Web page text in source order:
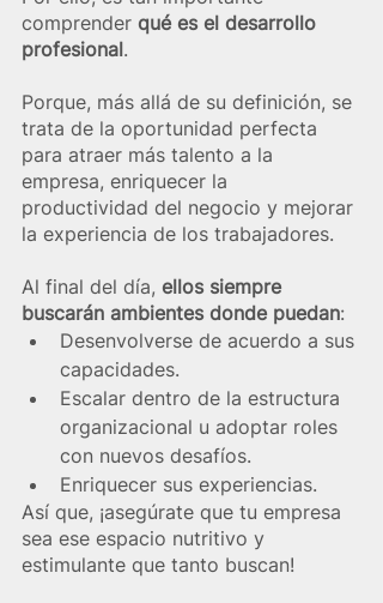
comprender qué es el desarrollo
profesional.
Porque, más allá de su definición, se
trata de la oportunidad perfecta
para atraer más talento a la
empresa, enriquecer la
productividad del negocio y mejorar
la experiencia de los trabajadores.
Al final del día, ellos siempre
buscarán ambientes donde puedan:
Desenvolverse de acuerdo a sus
capacidades.
Escalar dentro de la estructura
organizacional u adoptar roles
con nuevos desafíos.
Enriquecer sus experiencias.
Así que, ¡asegúrate que tu empresa
sea ese espacio nutritivo y
estimulante que tanto buscan!